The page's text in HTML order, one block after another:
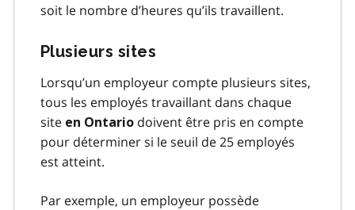
soit le nombre d’heures qu’ils travaillent.
Plusieurs sites
Lorsqu’un employeur compte plusieurs sites,
tous les employés travaillant dans chaque
site en Ontario doivent être pris en compte
pour déterminer si le seuil de 25 employés
est atteint.
Par exemple, un employeur possède